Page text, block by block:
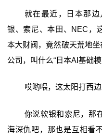
就在最近，日本那
银、索尼、本田、NEC，
本大财阀，竟然破天荒地
公司，叫什么“日本AI基础模
哎哟喂，这太阳打西边
你说软银和索尼，那
海深仇吧，那也是互相看